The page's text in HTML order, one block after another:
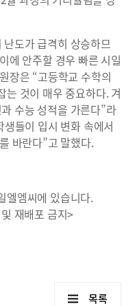
도가 급격히 상승하므
에 안주할 경우 빠른 시일
장은 “고등학교 수학의
는 것이 매우 중요하다. 겨
수능 성적을 가른다”라
들이 입시 변화 속에서
바란다”고 말했다.
엘엠씨에 있습니다.
재배포 금지>
목록